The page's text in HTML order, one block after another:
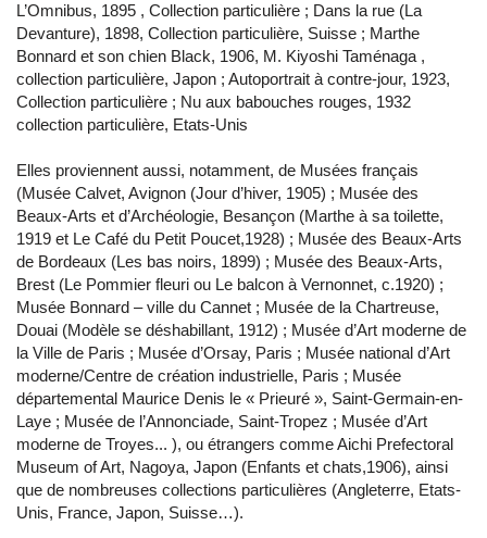
L’Omnibus, 1895 , Collection particulière ; Dans la rue (La
Devanture), 1898, Collection particulière, Suisse ; Marthe
Bonnard et son chien Black, 1906, M. Kiyoshi Taménaga ,
collection particulière, Japon ; Autoportrait à contre-jour, 1923,
Collection particulière ; Nu aux babouches rouges, 1932
collection particulière, Etats-Unis
Elles proviennent aussi, notamment, de Musées français
(Musée Calvet, Avignon (Jour d’hiver, 1905) ; Musée des
Beaux-Arts et d’Archéologie, Besançon (Marthe à sa toilette,
1919 et Le Café du Petit Poucet,1928) ; Musée des Beaux-Arts
de Bordeaux (Les bas noirs, 1899) ; Musée des Beaux-Arts,
Brest (Le Pommier fleuri ou Le balcon à Vernonnet, c.1920) ;
Musée Bonnard – ville du Cannet ; Musée de la Chartreuse,
Douai (Modèle se déshabillant, 1912) ; Musée d’Art moderne de
la Ville de Paris ; Musée d’Orsay, Paris ; Musée national d’Art
moderne/Centre de création industrielle, Paris ; Musée
départemental Maurice Denis le « Prieuré », Saint-Germain-en-
Laye ; Musée de l’Annonciade, Saint-Tropez ; Musée d’Art
moderne de Troyes... ), ou étrangers comme Aichi Prefectoral
Museum of Art, Nagoya, Japon (Enfants et chats,1906), ainsi
que de nombreuses collections particulières (Angleterre, Etats-
Unis, France, Japon, Suisse…).